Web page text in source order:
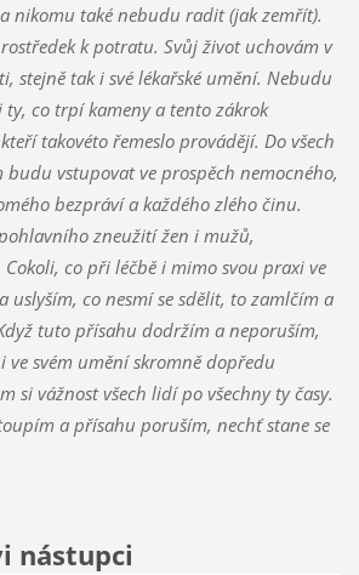
nikomu také nebudu radit (jak zemřít).
k potratu. Svůj život uchovám v
stejně tak i své lékařské umění. Nebudu
ty, co trpí kameny a tento zákrok
takovéto řemeslo provádějí. Do všech
vstupovat ve prospěch nemocného,
bezpráví a každého zlého činu.
zneužití žen i mužů,
co při léčbě i mimo svou praxi ve
uslyším, co nesmí se sdělit, to zamlčím a
tuto přísahu dodržím a neporuším,
ve svém umění skromně dopředu
si vážnost všech lidí po všechny ty časy.
a přísahu poruším, nechť stane se
nástupci